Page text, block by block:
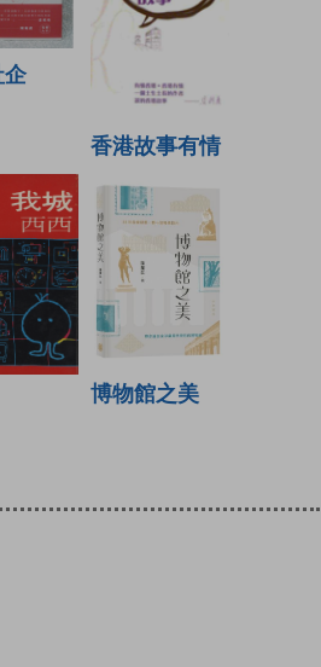
企
香港故事有情
博物館之美